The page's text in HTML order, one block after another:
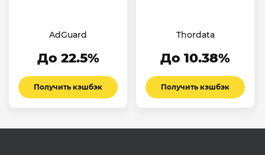
AdGuard
До 22.5%
Получить кэшбэк
Thordata
До 10.38%
Получить кэшбэк